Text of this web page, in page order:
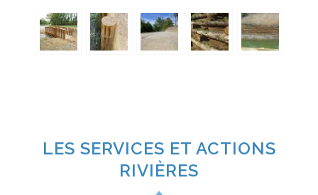
LES SERVICES ET ACTIONS
RIVIÈRES